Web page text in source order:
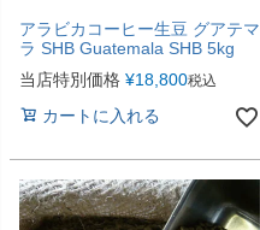
アラビカコーヒー生豆 グアテマ
ラ SHB Guatemala SHB 5kg
当店特別価格 ¥18,800税込
カートに入れる